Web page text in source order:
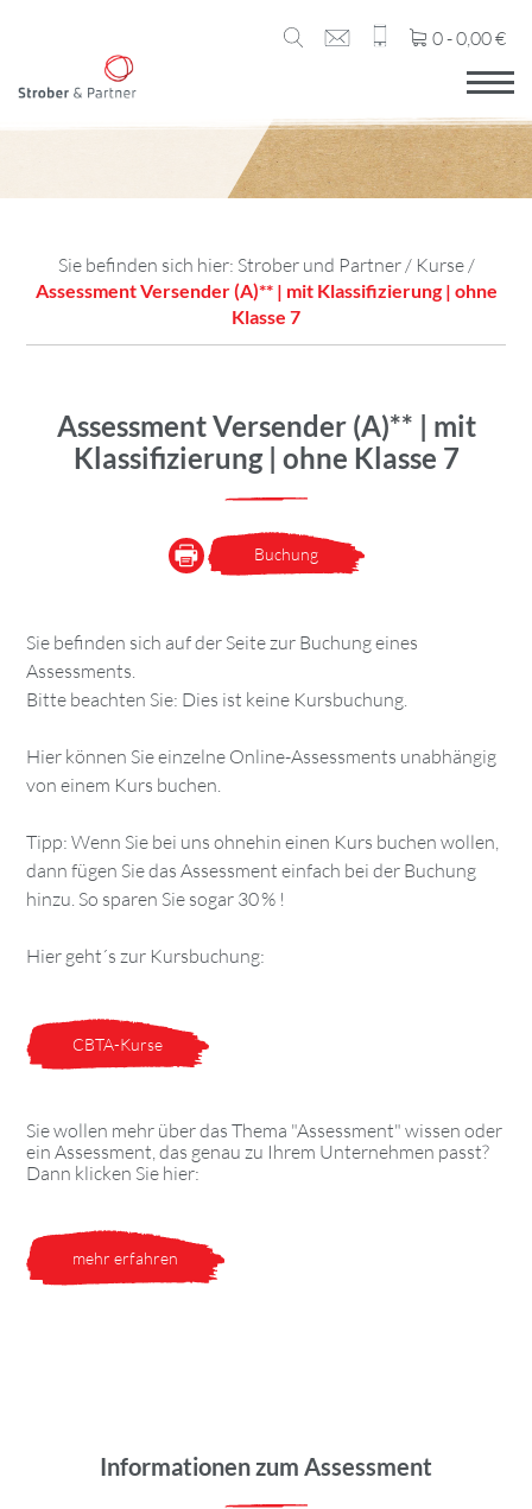
0 -0,00€
Sie befinden sich hier: Strober und Partner/ Kurse/
Assessment Versender (A)** | mit Klassifizierung | ohne
Klasse 7
Assessment Versender (A)** | mit
Klassifizierung | ohne Klasse 7
Buchung
Sie befinden sich auf der Seite zur Buchung eines
Assessments.
Bitte beachten Sie: Dies ist keine Kursbuchung.
Hier können Sie einzelne Online-Assessments unabhängig
von einem Kurs buchen.
Tipp: Wenn Sie bei uns ohnehin einen Kurs buchen wollen,
dann fügen Sie das Assessment einfach bei der Buchung
hinzu. So sparen Sie sogar 30 % !
Hier geht´s zur Kursbuchung:
CBTA-Kurse
Sie wollen mehr über das Thema "Assessment" wissen oder
ein Assessment, das genau zu Ihrem Unternehmen passt?
Dann klicken Sie hier:
mehr erfahren
Informationen zum Assessment